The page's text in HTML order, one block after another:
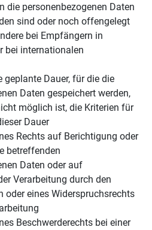
die personenbezogenen Daten
sind oder noch offengelegt
bei Empfängern in
bei internationalen
Dauer, für die die
Daten gespeichert werden,
möglich ist, die Kriterien für
Dauer
Rechts auf Berichtigung oder
betreffenden
Daten oder auf
Verarbeitung durch den
oder eines Widerspruchsrechts
Beschwerderechts bei einer